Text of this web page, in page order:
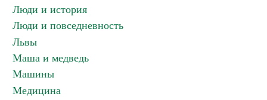
Люди и история
Люди и повседневность
Львы
Маша и медведь
Машины
Медицина